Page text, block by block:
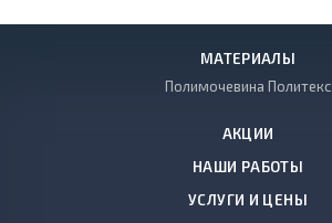
МАТЕРИАЛЫ
Полимочевина Политекс
АКЦИИ
НАШИ РАБОТЫ
УСЛУГИ И ЦЕНЫ